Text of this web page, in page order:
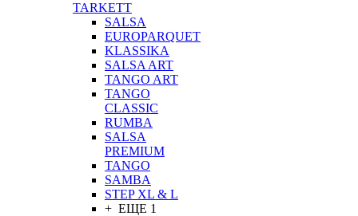
TARKETT
SALSA
EUROPARQUET
KLASSIKA
SALSA ART
TANGO ART
TANGO
CLASSIC
RUMBA
SALSA
PREMIUM
TANGO
SAMBA
STEP XL & L
+ ЕЩЕ 1